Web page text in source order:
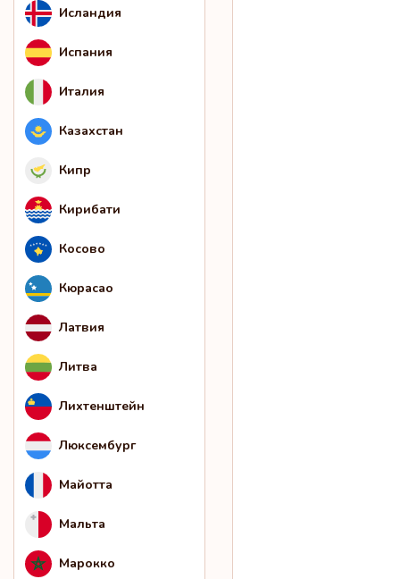
Исландия
Испания
Италия
Казахстан
Кипр
Кирибати
Косово
Кюрасао
Латвия
Литва
Лихтенштейн
Люксембург
Майотта
Мальта
Марокко